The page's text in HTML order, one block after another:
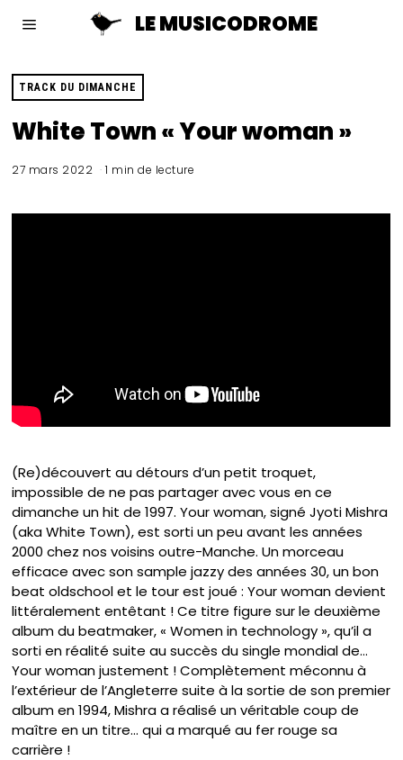
LE MUSICODROME
TRACK DU DIMANCHE
White Town « Your woman »
27 mars 2022 1 min de lecture
(Re)découvert au détours d’un petit troquet,
impossible de ne pas partager avec vous en ce
dimanche un hit de 1997. Your woman, signé Jyoti Mishra
(aka White Town), est sorti un peu avant les années
2000 chez nos voisins outre-Manche. Un morceau
efficace avec son sample jazzy des années 30, un bon
beat oldschool et le tour est joué : Your woman devient
littéralement entêtant ! Ce titre figure sur le deuxième
album du beatmaker, « Women in technology », qu’il a
sorti en réalité suite au succès du single mondial de…
Your woman justement ! Complètement méconnu à
l’extérieur de l’Angleterre suite à la sortie de son premier
album en 1994, Mishra a réalisé un véritable coup de
maître en un titre… qui a marqué au fer rouge sa
carrière !